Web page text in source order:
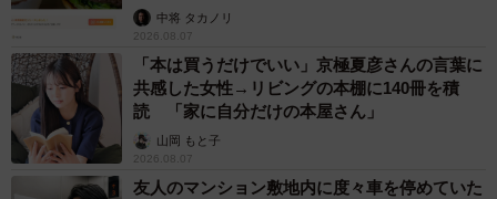
中将 タカノリ
2026.08.07
「本は買うだけでいい」京極夏彦さんの言葉に
共感した女性→リビングの本棚に140冊を積
読 「家に自分だけの本屋さん」
山岡 もと子
2026.08.07
友人のマンション敷地内に度々車を停めていた